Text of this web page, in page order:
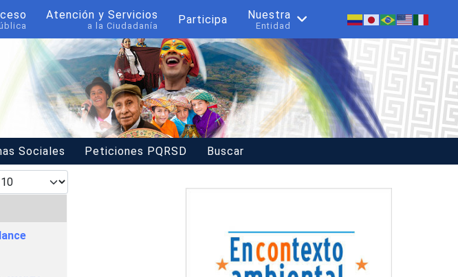
Atención y Servicios
a la Ciudadanía Participa Nuestra
Entidad
Sociales Peticiones PQRSD
Buscar
#